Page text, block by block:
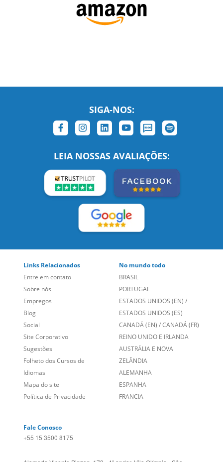
LEIA NOSSAS AVALIAÇÕES:
Links Relacionados
Entre em contato
Sobre nós
Empregos
Blog
Social
Site Corporativo
Sugestões
Folheto dos Cursos de
Política de Privacidade
No mundo todo
BRASIL
PORTUGAL
ESTADOS UNIDOS (EN)/
ESTADOS UNIDOS (ES)
CANADÁ (EN)
REINO UNIDO E IRLANDA
AUSTRÁLIA E NOVA
ZELÂNDIA